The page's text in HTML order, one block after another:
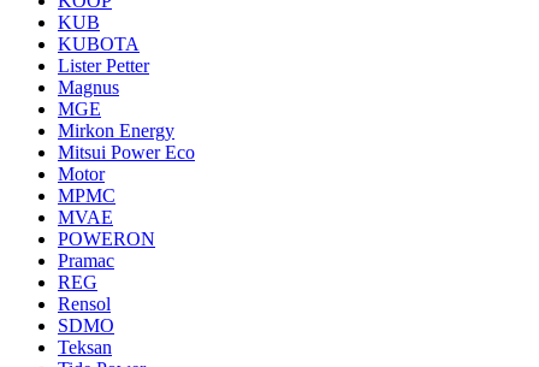
KUB
KUBOTA
Lister Petter
Magnus
MGE
Mirkon Energy
Mitsui Power Eco
Motor
MPMC
MVAE
POWERON
Pramac
REG
Rensol
SDMO
Teksan